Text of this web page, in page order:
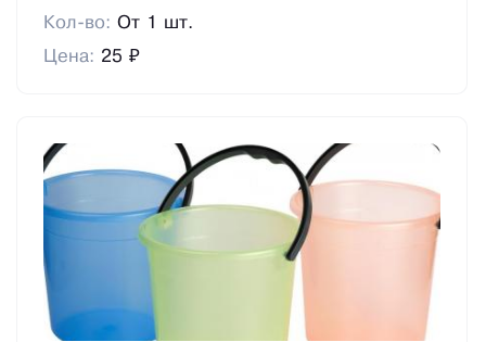
Кол-во:От 1 шт.
Цена: 25 ₽